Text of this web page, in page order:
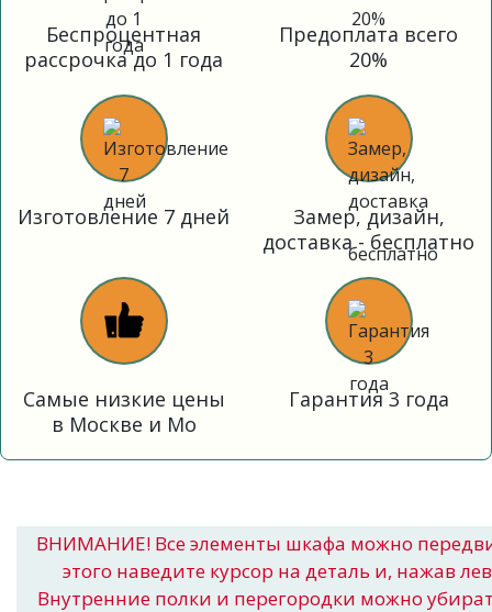
Беспроцентная
рассрочка до 1 года
Предоплата всего
20%
Изготовление 7 дней
Замер, дизайн,
доставка - бесплатно
Самые низкие цены
в Москве и Мо
Гарантия 3 года
ВНИМАНИЕ! Все элементы шкафа можно
этого наведите курсор на деталь и, нажав
Внутренние полки и перегородки можно